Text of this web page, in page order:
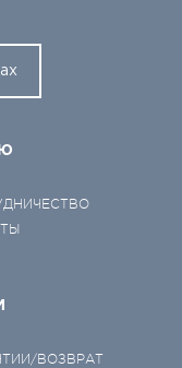
ВОЗВРАТ